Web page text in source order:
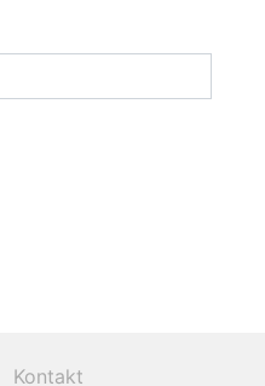
Kontakt